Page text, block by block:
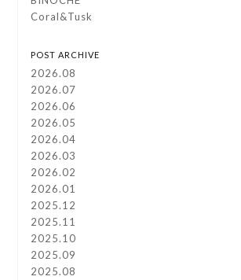
Coral&Tusk
POST ARCHIVE
2026.08
2026.07
2026.06
2026.05
2026.04
2026.03
2026.02
2026.01
2025.12
2025.11
2025.10
2025.09
2025.08